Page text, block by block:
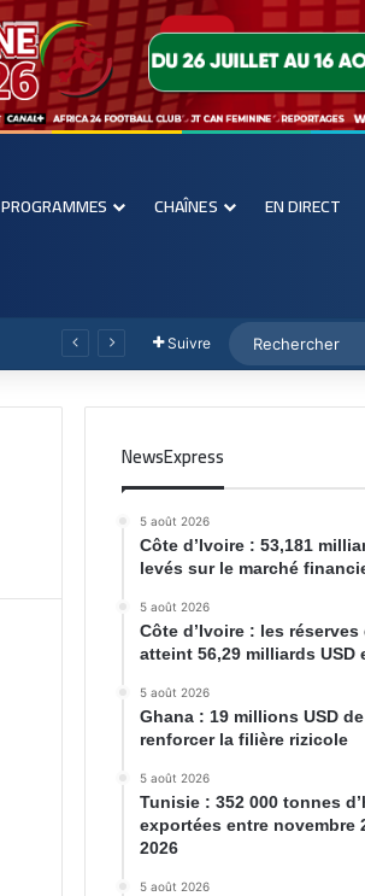
PROGRAMMES CHAÎNES EN DIRECT
Suivre
NewsExpress
5 août 2026
Côte d’Ivoire : 53,181
levés sur le marché
5 août 2026
Côte d’Ivoire : les
atteint 56,29 milliards USD
5 août 2026
Ghana : 19 millions USD
renforcer la filière rizicole
5 août 2026
Tunisie : 352 000 tonnes
exportées entre novembre
2026
5 août 2026